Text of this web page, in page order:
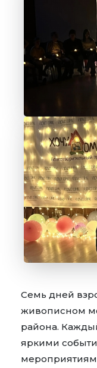
Семь дней
живописном
района.
яркими